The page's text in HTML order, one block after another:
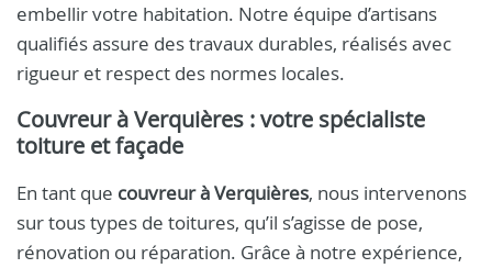
embellir votre habitation. Notre équipe d’artisans
qualifiés assure des travaux durables, réalisés avec
rigueur et respect des normes locales.
Couvreur à Verquières : votre spécialiste
toiture et façade
En tant que couvreur à Verquières, nous intervenons
sur tous types de toitures, qu’il s’agisse de pose,
rénovation ou réparation. Grâce à notre expérience,